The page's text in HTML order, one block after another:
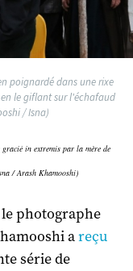
poignardé dans une rixe
le giflant sur l'échafaud
/ Isna)
in extremis par la mère de
/ Arash Khamooshi)
photographe
areçu
série de